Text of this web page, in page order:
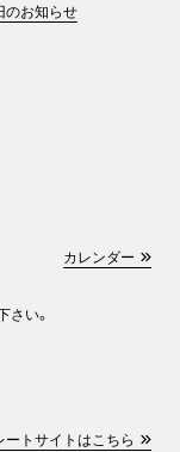
のお知らせ
カレンダー
さい。
ートサイトはこちら